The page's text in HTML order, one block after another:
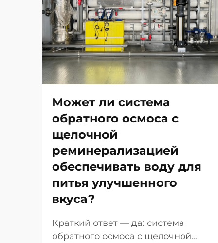
Может ли система
обратного осмоса с
щелочной
реминерализацией
обеспечивать воду для
питья улучшенного
вкуса?
Краткий ответ — да: система
обратного осмоса с щелочной